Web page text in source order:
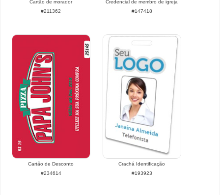
Cartão de morador
#211362
Credencial de membro de igreja
#147418
Cartão de Desconto
#234614
Crachá Identificação
#193923